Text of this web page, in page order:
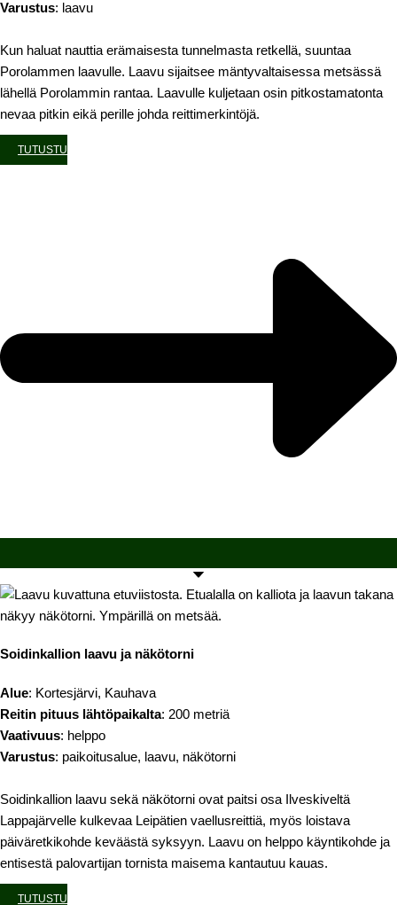
Varustus: laavu
Kun haluat nauttia erämaisesta tunnelmasta retkellä, suuntaa
Porolammen laavulle. Laavu sijaitsee mäntyvaltaisessa metsässä
lähellä Porolammin rantaa. Laavulle kuljetaan osin pitkostamatonta
nevaa pitkin eikä perille johda reittimerkintöjä.
TUTUSTU
Soidinkallion laavu ja näkötorni
Alue: Kortesjärvi, Kauhava
Reitin pituus lähtöpaikalta: 200 metriä
Vaativuus: helppo
Varustus: paikoitusalue, laavu, näkötorni
Soidinkallion laavu sekä näkötorni ovat paitsi osa Ilveskiveltä
Lappajärvelle kulkevaa Leipätien vaellusreittiä, myös loistava
päiväretkikohde keväästä syksyyn. Laavu on helppo käyntikohde ja
entisestä palovartijan tornista maisema kantautuu kauas.
TUTUSTU